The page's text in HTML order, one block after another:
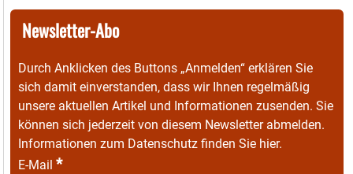
Newsletter-Abo
Durch Anklicken des Buttons „Anmelden“ erklären Sie
sich damit einverstanden, dass wir Ihnen regelmäßig
unsere aktuellen Artikel und Informationen zusenden. Sie
können sich jederzeit von diesem Newsletter abmelden.
Informationen zum Datenschutz finden Sie hier.
E-Mail *